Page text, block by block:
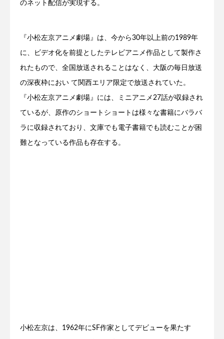
のネット配信が実現する。
『小松左京アニメ劇場』は、今から30年以上前の1989年
に、ビデオ化を前提としたテレビアニメ作品として製作さ
れたもので、全国放送されることはなく、大阪の毎日放送
の深夜枠におい て関西エリア限定で放送されていた。
『小松左京アニメ劇場』には、ミニアニメ27話が収録され
ているが、原作のショートショートは様々な書籍にバラバ
ラに収録されており、文庫でも電子書籍でも読むことが困
難となっている作品も存在する。
小松左京は、1962年にSF作家としてデビューを果たす